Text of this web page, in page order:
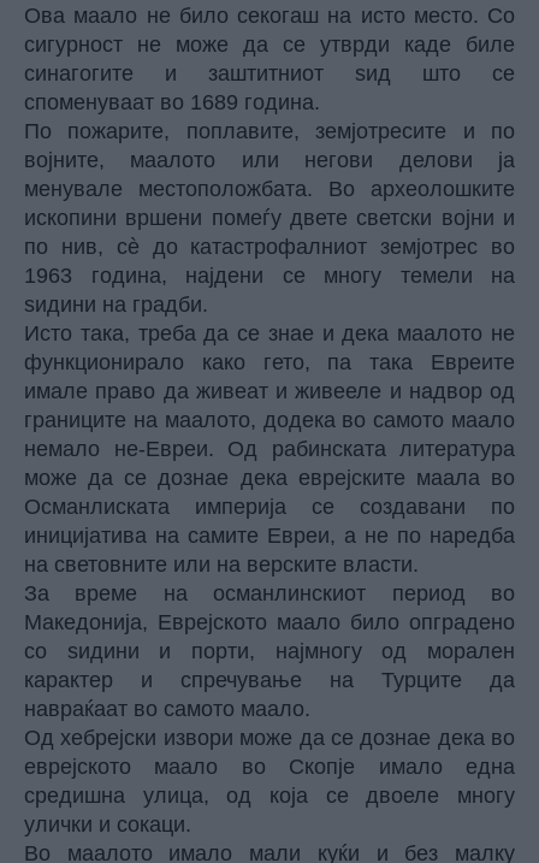
Ова маало не било секогаш на исто место. Со
сигурност не може да се утврди каде биле
синагогите и заштитниот ѕид што се
споменуваат во 1689 година.
По пожарите, поплавите, земјотресите и по
војните, маалото или негови делови ја
менувале местоположбата. Во археолошките
ископини вршени помеѓу двете светски војни и
по нив, сè до катастрофалниот земјотрес во
1963 година, најдени се многу темели на
ѕидини на градби.
Исто така, треба да се знае и дека маалото не
функционирало како гето, па така Евреите
имале право да живеат и живееле и надвор од
границите на маалото, додека во самото маало
немало не-Евреи. Од рабинската литература
може да се дознае дека еврејските маала во
Османлиската империја се создавани по
иницијатива на самите Евреи, а не по наредба
на световните или на верските власти.
За време на османлинскиот период во
Македонија, Еврејското маало било опградено
со ѕидини и порти, најмногу од морален
карактер и спречување на Турците да
навраќаат во самото маало.
Од хебрејски извори може да се дознае дека во
еврејското маало во Скопје имало една
средишна улица, од која се двоеле многу
улички и сокаци.
Во маалото имало мали куќи и без малку